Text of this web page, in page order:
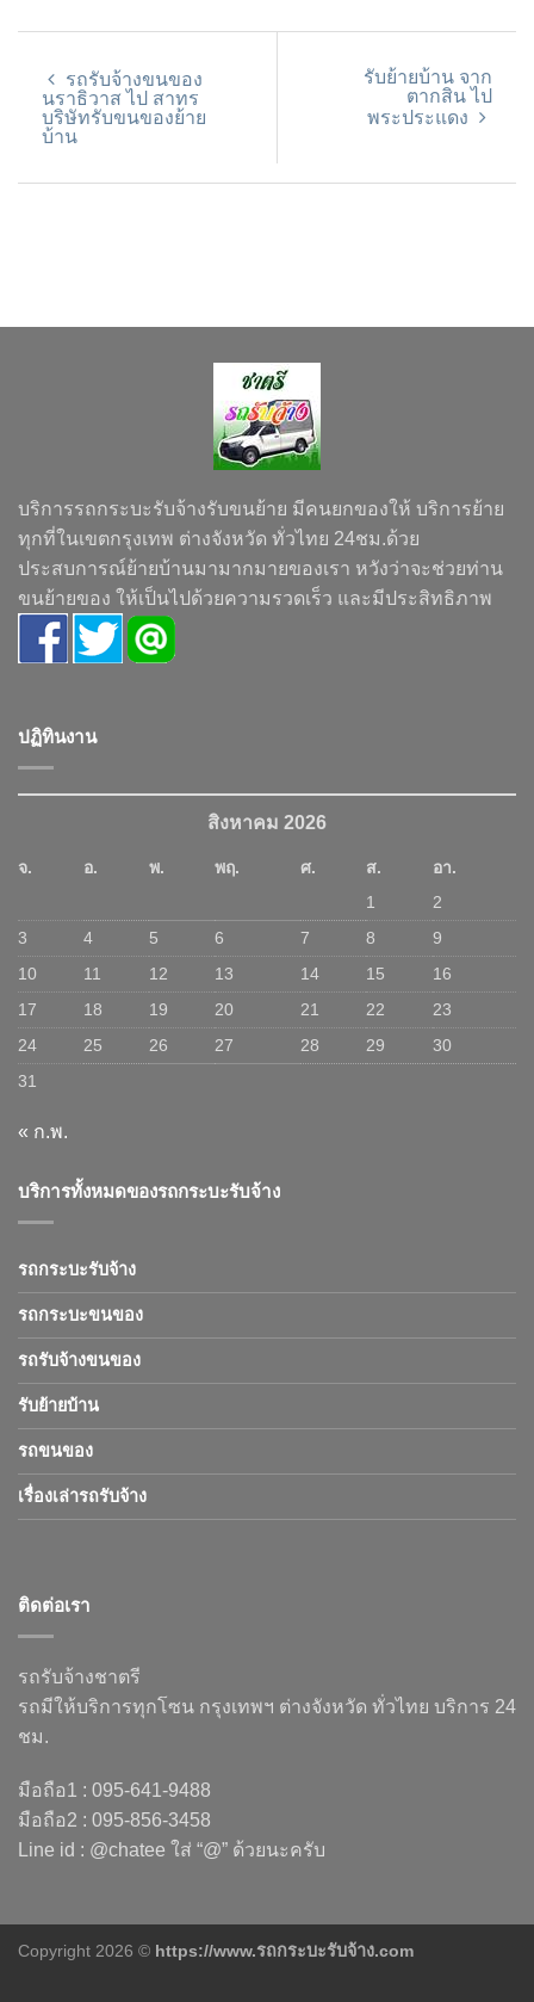
รถรับจ้างขนของ
นราธิวาส ไป สาทร
บริษัทรับขนของย้าย
บ้าน
รับย้ายบ้าน จาก
ตากสิน ไป
พระประแดง
บริการรถกระบะรับจ้างรับขนย้าย มีคนยกของให้ บริการย้าย
ทุกที่ในเขตกรุงเทพ ต่างจังหวัด ทั่วไทย 24ชม.ด้วย
ประสบการณ์ย้ายบ้านมามากมายของเรา หวังว่าจะช่วยท่าน
ขนย้ายของ ให้เป็นไปด้วยความรวดเร็ว และมีประสิทธิภาพ
ปฏิทินงาน
สิงหาคม 2026
จ. อ. พ. พฤ. ศ. ส.
อา.
1
2
3
4 5 6 7 8
9
10
11 12 13 14 15
16
17
18 19 20 21 22
23
24
25 26 27 28 29
30
31
« ก.พ.
บริการทั้งหมดของรถกระบะรับจ้าง
รถกระบะรับจ้าง
รถกระบะขนของ
รถรับจ้างขนของ
รับย้ายบ้าน
รถขนของ
เรื่องเล่ารถรับจ้าง
ติดต่อเรา
รถรับจ้างชาตรี
รถมีให้บริการทุกโซน กรุงเทพฯ ต่างจังหวัด ทั่วไทย บริการ 24
ชม.
มือถือ1 : 095-641-9488
มือถือ2 : 095-856-3458
Line id : @chatee ใส่ “@” ด้วยนะครับ
Copyright 2026 © https://www.รถกระบะรับจ้าง.com